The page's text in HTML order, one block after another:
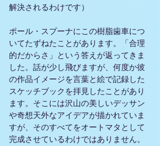
解決されるわけです）
ポール・スプーナにこの樹脂歯車につ
いてたずねたことがあります。「合理
的だからさ」という答えが返ってきま
した。話が少し飛びますが、何度か彼
の作品イメージを言葉と絵で記録した
スケッチブックを拝見したことがあり
ます。そこには沢山の美しいデッサン
や奇想天外なアイデアが描かれていま
すが、そのすべてをオートマタとして
完成させているわけではありません。